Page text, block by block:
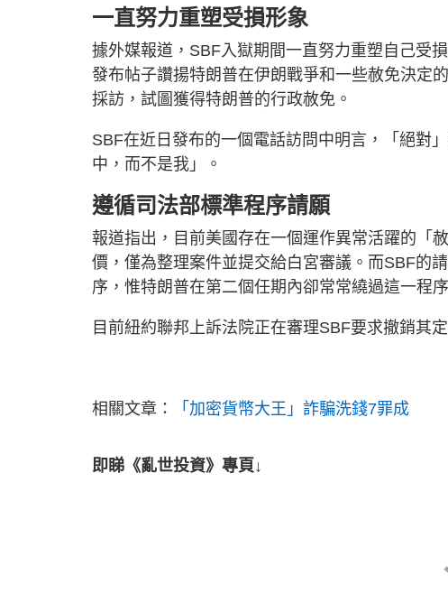
一直努力重塑受損形象
據外媒報道，SBF入獄期間一直努力重塑自己受
發布帖子讚揚特朗普在伊朗戰爭和一些赦免決定
採訪，試圖獲得特朗普的行政赦免。
SBF在近日發布的一個電話訪問中明言，「絕對
中，而不是我」。
遵循司法部標準程序請願
報道指出，目前美國存在一個運作異常活躍的「
價，僅為整理案件並提交給白宮審議。而SBF的
序，惟特朗普在第二個任期內卻常常繞過這一程序
目前紐約聯邦上訴法院正在審理SBF要求撤銷其
相關文章： 「加密貨幣大王」詐騙洗錢7罪成
即睇《亂世投資》專頁↓